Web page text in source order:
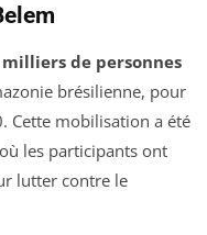
de personnes
brésilienne, pour
Cette mobilisation a été
les participants ont
lutter contre le